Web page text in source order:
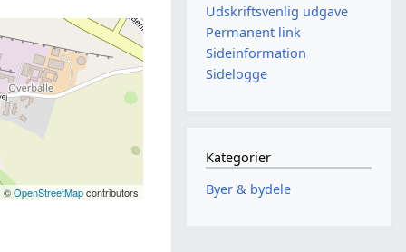
©OpenStreetMapcontributors
Udskriftsvenlig udgave
Permanent link
Sideinformation
Sidelogge
Kategorier
Byer & bydele